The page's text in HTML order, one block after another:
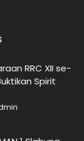
RRC XII se-
Spirit